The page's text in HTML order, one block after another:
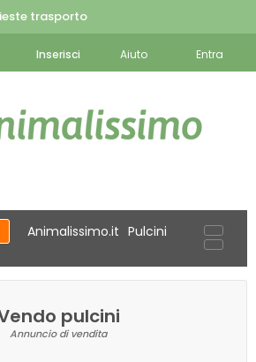
trasporto
Inserisci Aiuto Entra
Animalissimo.it Pulcini
pulcini
Annuncio di vendita